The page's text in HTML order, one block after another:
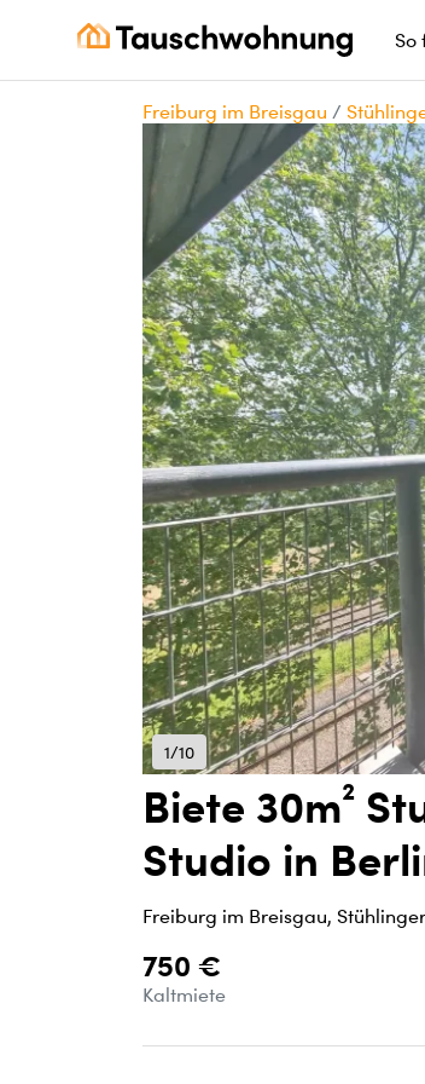
So
Freiburg im Breisgau /
1/10
Biete 30m²
Studio in
Freiburg im Breisgau, Stühlinger
750 €
Kaltmiete